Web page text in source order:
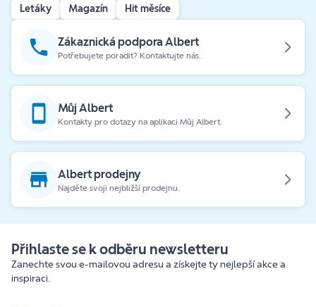
Letáky Magazín Hit měsíce
Zákaznická podpora Albert
Potřebujete poradit? Kontaktujte nás.
Můj Albert
Kontakty pro dotazy na aplikaci Můj Albert.
Albert prodejny
Najděte svoji nejbližší prodejnu.
Přihlaste se k odběru newsletteru
Zanechte svou e-mailovou adresu a získejte ty nejlepší akce a
inspiraci.